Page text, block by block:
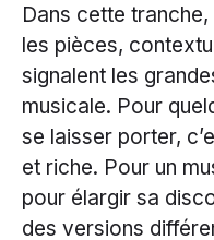
Dans cette
les pièces,
signalent les
musicale. Pour
se laisser porter,
et riche. Pour un
pour élargir sa
des versions